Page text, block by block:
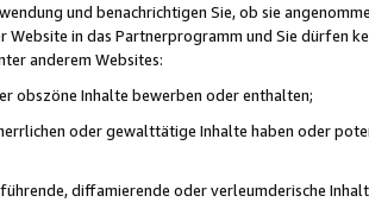
und benachrichtigen Sie, ob sie
Website in das Partnerprogramm und Sie dürfen
anderem Websites:
obszöne Inhalte bewerben oder enthalten;
oder gewalttätige Inhalte haben oder
diffamierende oder verleumderische